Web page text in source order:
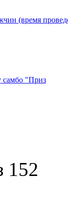
(время
самбо "Приз
152